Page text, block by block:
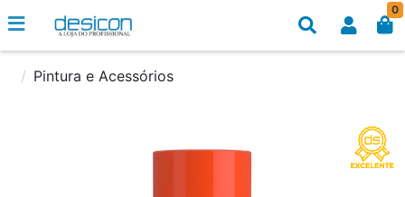
0
Pintura e Acessórios